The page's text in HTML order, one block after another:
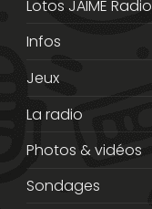
Lotos JAIME Radio
Infos
Jeux
La radio
Photos & vidéos
Sondages